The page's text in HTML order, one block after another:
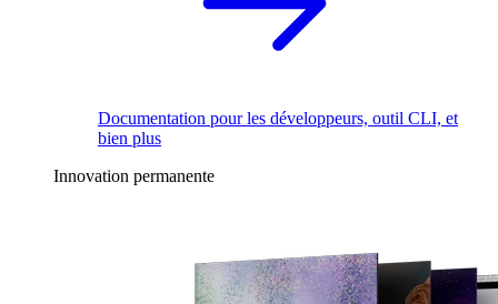
Documentation pour les développeurs, outil CLI, et
bien plus
Innovation permanente